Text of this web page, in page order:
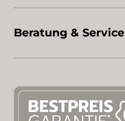
Beratung & Service